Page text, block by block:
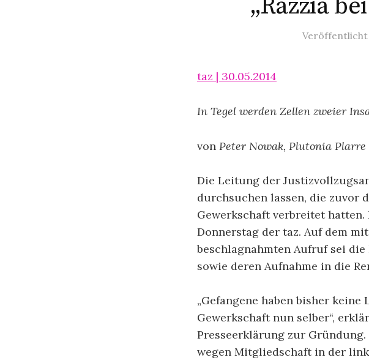
„Razzia
Veröffentlicht
taz | 30.05.2014
In Tegel werden Zellen zweier
von Peter Nowak, Plutonia Plarre
Die Leitung der
durchsuchen lassen, die zuvor
Gewerkschaft verbreitet
Donnerstag der taz. Auf dem
beschlagnahmten Aufruf sei
sowie deren Aufnahme in die
„Gefangene haben bisher
Gewerkschaft nun selber“,
Presseerklärung zur
wegen Mitgliedschaft in der